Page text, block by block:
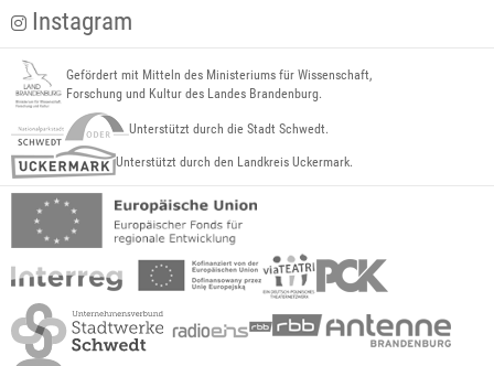
Instagram
Gefördert mit Mitteln des Ministeriums für Wissenschaft,
Forschung und Kultur des Landes Brandenburg.
Unterstützt durch die Stadt Schwedt.
Unterstützt durch den Landkreis Uckermark.